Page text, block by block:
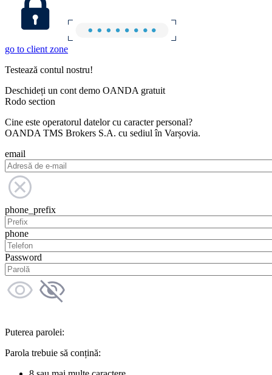
go to client zone
Testează contul nostru!
Deschideți un cont demo OANDA gratuit
Rodo section
Cine este operatorul datelor cu caracter personal?
OANDA TMS Brokers S.A. cu sediul în Varșovia.
email
phone_prefix
phone
Password
Puterea parolei:
Parola trebuie să conțină: